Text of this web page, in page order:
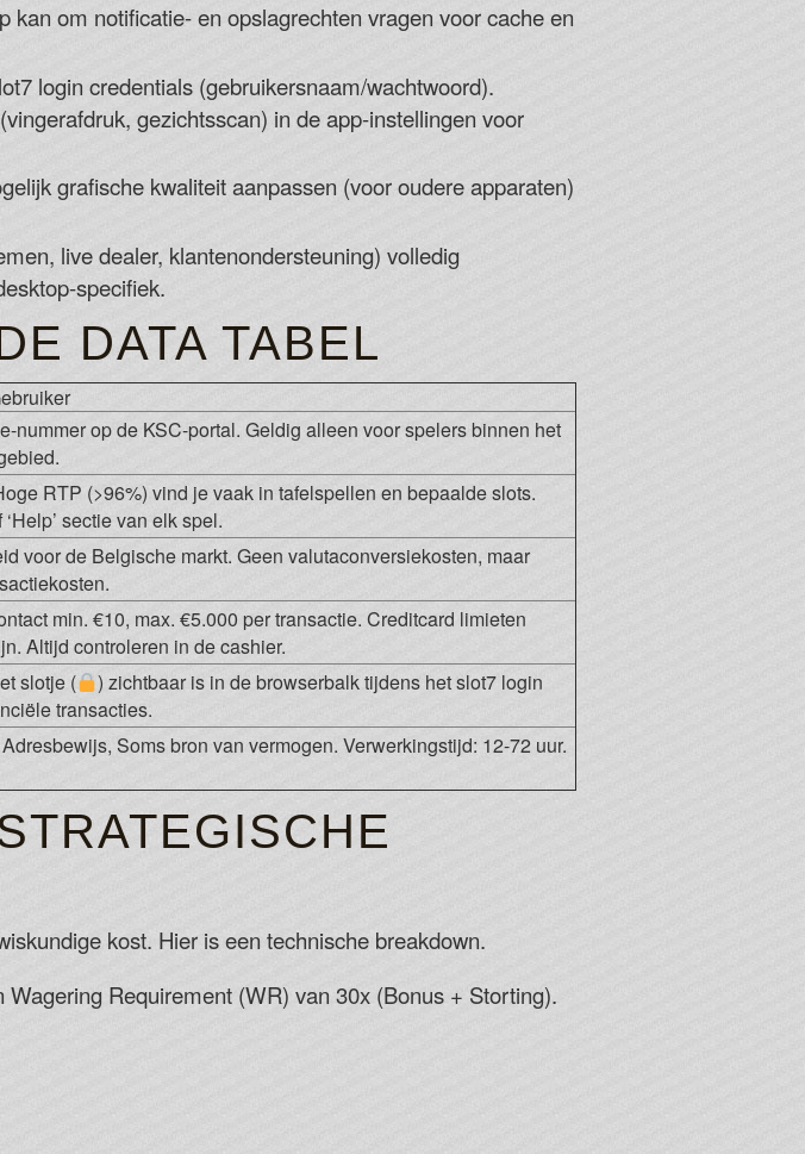
kan om notificatie- en opslagrechten vragen voor cache en
login credentials (gebruikersnaam/wachtwoord).
gezichtsscan) in de app-instellingen voor
grafische kwaliteit aanpassen (voor oudere apparaten)
live dealer, klantenondersteuning) volledig
specifiek.
DATA TABEL
nummer op de KSC-portal. Geldig alleen voor spelers binnen het
RTP (>96%) vind je vaak in tafelspellen en bepaalde slots.
‘Help’ sectie van elk spel.
voor de Belgische markt. Geen valutaconversiekosten, maar
min. €10, max. €5.000 per transactie. Creditcard limieten
Altijd controleren in de cashier.
slotje (
) zichtbaar is in de browserbalk tijdens het slot7 login
transacties.
Soms bron van vermogen. Verwerkingstijd: 12-72 uur.
kost. Hier is een technische breakdown.
Requirement (WR) van 30x (Bonus + Storting).